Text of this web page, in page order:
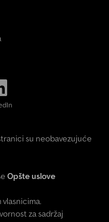
su neobavezujuće
Opšte uslove
za sadržaj